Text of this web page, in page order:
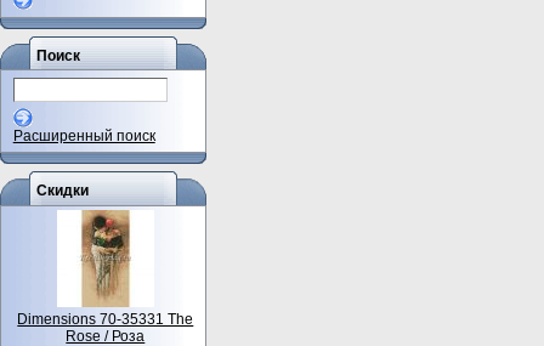
Поиск
Расширенный поиск
Скидки
Dimensions 70-35331 The
Rose / Роза